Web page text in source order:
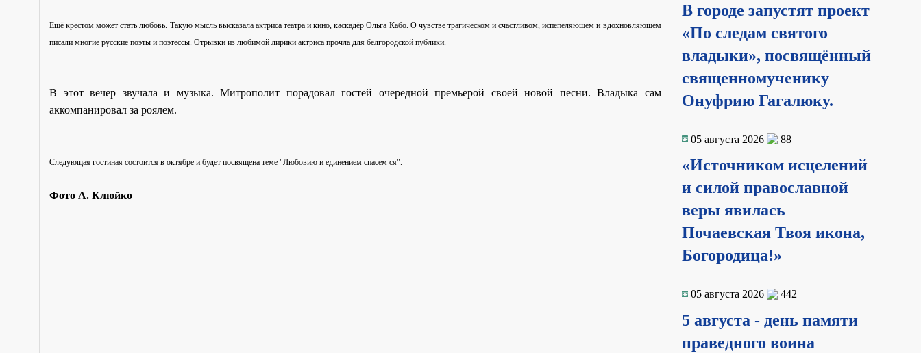
Ещё крестом может стать любовь. Такую мысль высказала актриса театра и кино, каскадёр Ольга Кабо. О чувстве трагическом и счастливом, испепеляющем и вдохновляющем
писали многие русские поэты и поэтессы. Отрывки из любимой лирики актриса прочла для белгородской публики.
В этот вечер звучала и музыка. Митрополит порадовал гостей очередной премьерой своей новой песни. Владыка сам
аккомпанировал за роялем.
Следующая гостиная состоится в октябре и будет посвящена теме "Любовию и единением спасем ся".
Фото А. Клюйко
В городе запустят проект
«По следам святого
владыки», посвящённый
священномученику
Онуфрию Гагалюку.
05 августа 2026 88
«Источником исцелений
и силой православной
веры явилась
Почаевская Твоя икона,
Богородица!»
05 августа 2026 442
5 августа - день памяти
праведного воина